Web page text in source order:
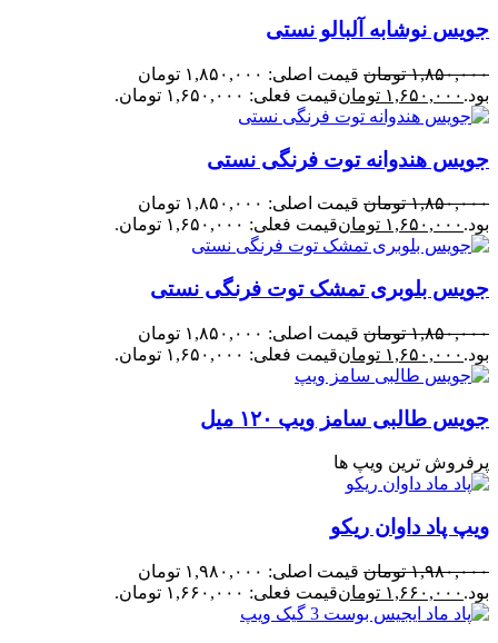
جویس نوشابه آلبالو نستی
۱,۸۵۰,۰۰۰ تومان
قیمت اصلی: ۱,۸۵۰,۰۰۰ تومان
بود. ۱,۶۵۰,۰۰۰ تومانقیمت فعلی: ۱,۶۵۰,۰۰۰ تومان.
جویس هندوانه توت فرنگی نستی
۱,۸۵۰,۰۰۰ تومان
قیمت اصلی: ۱,۸۵۰,۰۰۰ تومان
بود. ۱,۶۵۰,۰۰۰ تومانقیمت فعلی: ۱,۶۵۰,۰۰۰ تومان.
جویس بلوبری تمشک توت فرنگی نستی
۱,۸۵۰,۰۰۰ تومان
قیمت اصلی: ۱,۸۵۰,۰۰۰ تومان
بود. ۱,۶۵۰,۰۰۰ تومانقیمت فعلی: ۱,۶۵۰,۰۰۰ تومان.
جویس طالبی سامز ویپ ۱۲۰ میل
پرفروش ترین ویپ ها
ویپ پاد داوان ریکو
۱,۹۸۰,۰۰۰ تومان
قیمت اصلی: ۱,۹۸۰,۰۰۰ تومان
بود. ۱,۶۶۰,۰۰۰ تومانقیمت فعلی: ۱,۶۶۰,۰۰۰ تومان.